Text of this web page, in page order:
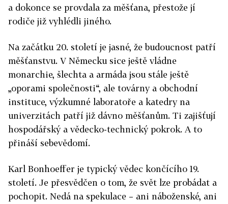
a dokonce se provdala za měšťana, přestože jí
rodiče již vyhlédli jiného.
Na začátku 20. století je jasné, že budoucnost patří
měšťanstvu. V Německu sice ještě vládne
monarchie, šlechta a armáda jsou stále ještě
„oporami společnosti“, ale továrny a obchodní
instituce, výzkumné laboratoře a katedry na
univerzitách patří již dávno měšťanům. Ti zajišťují
hospodářský a vědecko-technický pokrok. A to
přináší sebevědomí.
Karl Bonhoeffer je typický vědec končícího 19.
století. Je přesvědčen o tom, že svět lze probádat a
pochopit. Nedá na spekulace – ani náboženské, ani